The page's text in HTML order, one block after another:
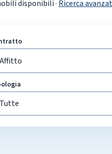
disponibili · Ricerca